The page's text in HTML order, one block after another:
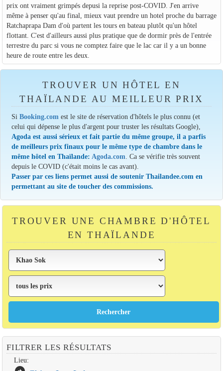
prix ont vraiment grimpés depusi la reprise post-COVID. J'en arrive
même à penser qu'au final, mieux vaut prendre un hotel proche du barrage
Ratchaprapa Dam d'où partent les tours en bateau plutôt qu'un hôtel
flottant. C'est d'ailleurs aussi plus pratique que de dormir près de l'entrée
terrestre du parc si vous ne comptez faire que le lac car il y a un bonne
heure de route entre les deux.
TROUVER UN HÔTEL EN
THAÏLANDE AU MEILLEUR PRIX
SiBooking.com est le site de réservation d'hôtels le plus connu (et
celui qui dépense le plus d'argent pour truster les résultats Google),
Agoda est aussi sérieux et fait partie du même groupe, il a parfis
de meilleurs prix finaux pour le même type de chambre dans le
même hôtel en Thaïlande: Agoda.com . Ca se vérifie très souvent
depuis le COVID (c'était moins le cas avant).
Passer par ces liens permet aussi de soutenir Thailandee.com en
permettant au site de toucher des commissions.
TROUVER UNE CHAMBRE D'HÔTEL
EN THAÏLANDE
FILTRER LES RÉSULTATS
Lieu: